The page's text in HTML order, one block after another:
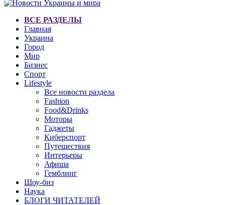
ВСЕ РАЗДЕЛЫ
Главная
Украина
Город
Мир
Бизнес
Спорт
Lifestyle
Все новости раздела
Fashion
Food&Drinks
Моторы
Гаджеты
Киберспорт
Путешествия
Интерьеры
Афиша
Гемблинг
Шоу-биз
Наука
БЛОГИ ЧИТАТЕЛЕЙ